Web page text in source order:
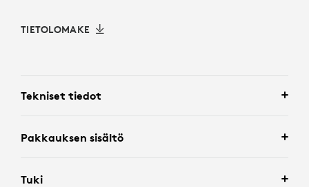
TIETOLOMAKE
Tekniset tiedot
Pakkauksen sisältö
Tuki